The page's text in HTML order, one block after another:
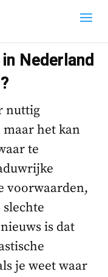
Nederland
nuttig
het kan
te
voorwaarden,
is dat
je weet waar